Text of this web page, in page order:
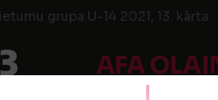
grupa U-14 2021, 13. kārta
AFA
3